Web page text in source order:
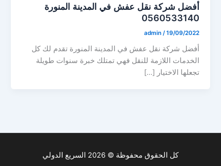
أفضل شركة نقل عفش في المدينة المنورة
0560533140
admin /19/09/2022
أفضل شركة نقل عفش في المدينة المنورة تقدم لك كل
الخدمات اللازمة للنقل فهي تمتلك خبرة سنوات طويلة
تجعلها الاختيار […]
كل الحقوق محفوظة © 2026 السريع الدولي